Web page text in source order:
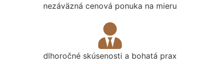
nezáväzná cenová ponuka na mieru
dlhoročné skúsenosti a bohatá prax